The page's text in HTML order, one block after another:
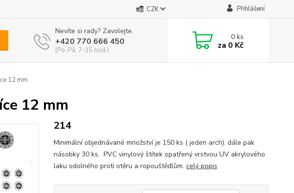
CZK Přihlášení
Nevíte si rady? Zavolejte.
+420 770 666 450
(Po-Pá, 7-15 hod.)
0ks
za 0 Kč
12 mm
12 mm
214
Minimální objednávané množství je 150 ks ( jeden arch). dále pak
násobky 30 ks. PVC vinylový štítek opatřený vrstvou UV akrylového
laku odolného proti otěru a ropouštědlům. celý popis